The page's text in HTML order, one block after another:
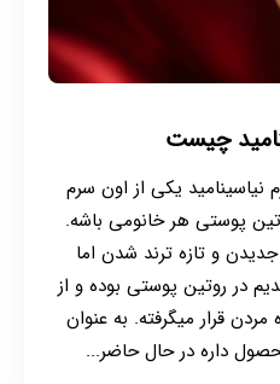
چیست
یکی از اون سرم
پوستی هر خانومی باشه.
و تازه ترند شدن اما
در روتین پوستی بوده و از
قرار میگرفته. به عنوان
داره در حال حاضر...